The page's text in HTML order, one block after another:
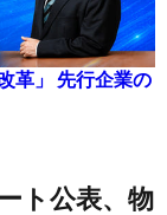
革」 先行企業の